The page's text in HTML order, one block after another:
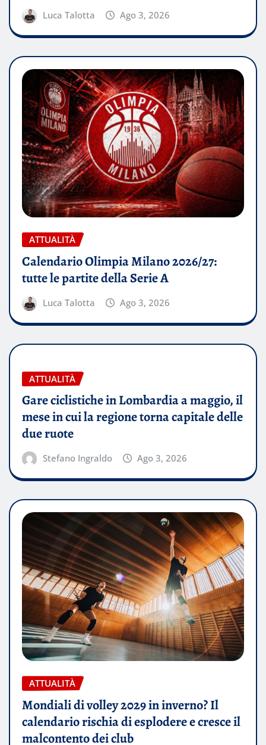
Luca Talotta Ago 3, 2026
ATTUALITÀ
Calendario Olimpia Milano 2026/27:
tutte le partite della Serie A
Luca Talotta Ago 3, 2026
ATTUALITÀ
Gare ciclistiche in Lombardia a maggio, il
mese in cui la regione torna capitale delle
due ruote
Stefano Ingraldo Ago 3, 2026
ATTUALITÀ
Mondiali di volley 2029 in inverno? Il
calendario rischia di esplodere e cresce il
malcontento dei club